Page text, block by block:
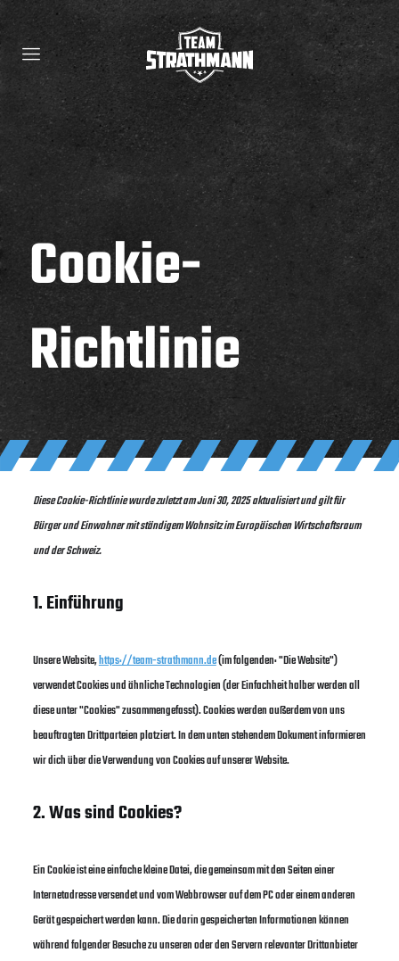
Cookie-
Richtlinie
Diese Cookie-Richtlinie wurde zuletzt am Juni 30, 2025 aktualisiert und gilt für
Bürger und Einwohner mit ständigem Wohnsitz im Europäischen Wirtschaftsraum
und der Schweiz.
1. Einführung
Unsere Website,https://team-strathmann.de(im folgenden: "Die Website")
verwendet Cookies und ähnliche Technologien (der Einfachheit halber werden all
diese unter "Cookies" zusammengefasst). Cookies werden außerdem von uns
beauftragten Drittparteien platziert. In dem unten stehendem Dokument informieren
wir dich über die Verwendung von Cookies auf unserer Website.
2. Was sind Cookies?
Ein Cookie ist eine einfache kleine Datei, die gemeinsam mit den Seiten einer
Internetadresse versendet und vom Webbrowser auf dem PC oder einem anderen
Gerät gespeichert werden kann. Die darin gespeicherten Informationen können
während folgender Besuche zu unseren oder den Servern relevanter Drittanbieter